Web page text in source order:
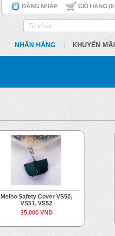
ĐĂNG NHẬP GIỎ HÀNG (0
NHÃN HÀNG KHUYẾN MÃI
Meiho Safety Cover VS50,
VS51, VS52
35,000 VND